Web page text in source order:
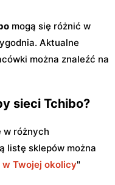
mogą się różnić w
Aktualne
można znaleźć na
sieci Tchibo?
w różnych
listę sklepów można
Twojej okolicy"